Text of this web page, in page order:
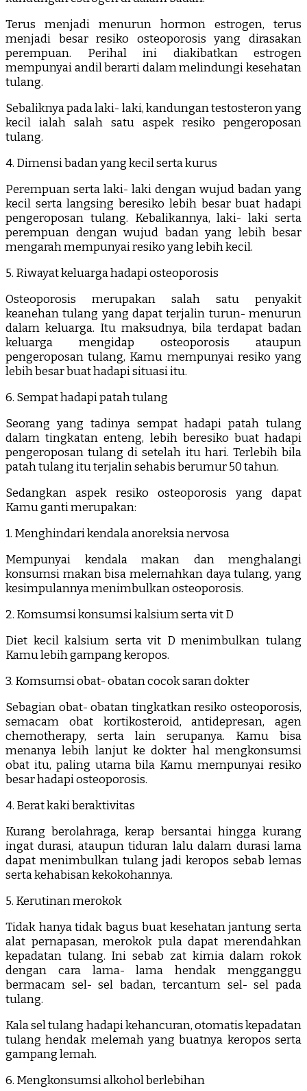
Terus menjadi menurun hormon estrogen, terus
menjadi besar resiko osteoporosis yang dirasakan
perempuan. Perihal ini diakibatkan estrogen
mempunyai andil berarti dalam melindungi kesehatan
tulang.
Sebaliknya pada laki- laki, kandungan testosteron yang
kecil ialah salah satu aspek resiko pengeroposan
tulang.
4. Dimensi badan yang kecil serta kurus
Perempuan serta laki- laki dengan wujud badan yang
kecil serta langsing beresiko lebih besar buat hadapi
pengeroposan tulang. Kebalikannya, laki- laki serta
perempuan dengan wujud badan yang lebih besar
mengarah mempunyai resiko yang lebih kecil.
5. Riwayat keluarga hadapi osteoporosis
Osteoporosis merupakan salah satu penyakit
keanehan tulang yang dapat terjalin turun- menurun
dalam keluarga. Itu maksudnya, bila terdapat badan
keluarga mengidap osteoporosis ataupun
pengeroposan tulang, Kamu mempunyai resiko yang
lebih besar buat hadapi situasi itu.
6. Sempat hadapi patah tulang
Seorang yang tadinya sempat hadapi patah tulang
dalam tingkatan enteng, lebih beresiko buat hadapi
pengeroposan tulang di setelah itu hari. Terlebih bila
patah tulang itu terjalin sehabis berumur 50 tahun.
Sedangkan aspek resiko osteoporosis yang dapat
Kamu ganti merupakan:
1. Menghindari kendala anoreksia nervosa
Mempunyai kendala makan dan menghalangi
konsumsi makan bisa melemahkan daya tulang, yang
kesimpulannya menimbulkan osteoporosis.
2. Komsumsi konsumsi kalsium serta vit D
Diet kecil kalsium serta vit D menimbulkan tulang
Kamu lebih gampang keropos.
3. Komsumsi obat- obatan cocok saran dokter
Sebagian obat- obatan tingkatkan resiko osteoporosis,
semacam obat kortikosteroid, antidepresan, agen
chemotherapy, serta lain serupanya. Kamu bisa
menanya lebih lanjut ke dokter hal mengkonsumsi
obat itu, paling utama bila Kamu mempunyai resiko
besar hadapi osteoporosis.
4. Berat kaki beraktivitas
Kurang berolahraga, kerap bersantai hingga kurang
ingat durasi, ataupun tiduran lalu dalam durasi lama
dapat menimbulkan tulang jadi keropos sebab lemas
serta kehabisan kekokohannya.
5. Kerutinan merokok
Tidak hanya tidak bagus buat kesehatan jantung serta
alat pernapasan, merokok pula dapat merendahkan
kepadatan tulang. Ini sebab zat kimia dalam rokok
dengan cara lama- lama hendak mengganggu
bermacam sel- sel badan, tercantum sel- sel pada
tulang.
Kala sel tulang hadapi kehancuran, otomatis kepadatan
tulang hendak melemah yang buatnya keropos serta
gampang lemah.
6. Mengkonsumsi alkohol berlebihan